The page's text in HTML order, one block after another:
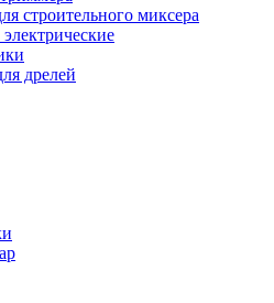
строительного миксера
дрелей